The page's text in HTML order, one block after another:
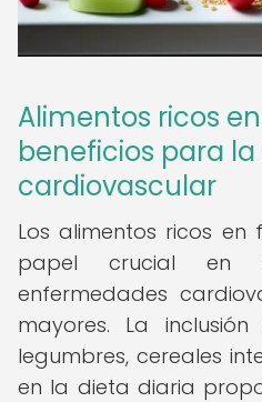
Alimentos ricos
beneficios para
cardiovascular
Los alimentos ricos
papel crucial en
enfermedades
mayores. La
legumbres, cereales
en la dieta diaria